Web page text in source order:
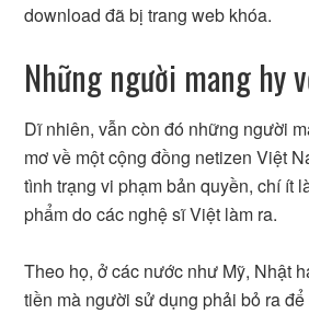
download đã bị trang web khóa.
Những người mang hy
Dĩ nhiên, vẫn còn đó những người
mơ về một cộng đồng netizen Việt
tình trạng vi phạm bản quyền, chí ít
phẩm do các nghệ sĩ Việt làm ra.
Theo họ, ở các nước như Mỹ, Nhật
tiền mà người sử dụng phải bỏ ra